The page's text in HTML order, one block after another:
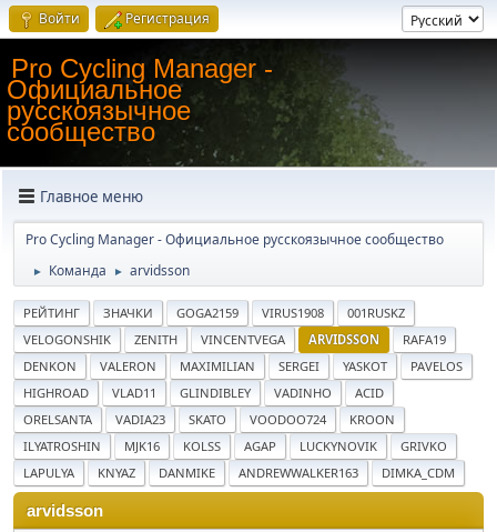
Войти Регистрация
Pro Cycling Manager -
Официальное
русскоязычное
сообщество
Главное меню
Pro Cycling Manager - Официальное русскоязычное сообщество
► Команда ► arvidsson
РЕЙТИНГ ЗНАЧКИ GOGA2159 VIRUS1908
001RUSKZ
VELOGONSHIK
ZENITH VINCENTVEGA ARVIDSSON
RAFA19
DENKON
VALERON MAXIMILIAN SERGEI YASKOT
PAVELOS
HIGHROAD
VLAD11 GLINDIBLEY VADINHO
ACID
ORELSANTA
VADIA23 SKATO VOODOO724
KROON
ILYATROSHIN
MJK16 KOLSS AGAP LUCKYNOVIK
GRIVKO
LAPULYA
KNYAZ DANMIKE ANDREWWALKER163 DIMKA_CDM
arvidsson